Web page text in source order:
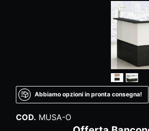
Abbiamo opzioni in pronta consegna!
COD. MUSA-O